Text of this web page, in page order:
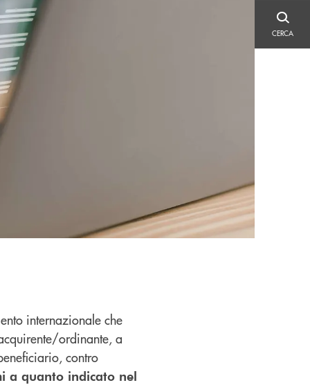
CERCA
internazionale che
ordinante, a
contro
a quanto indicato nel